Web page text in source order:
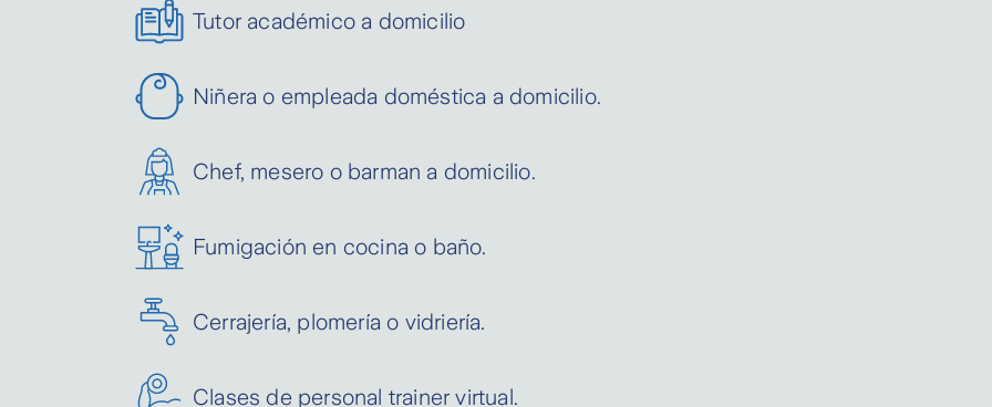
Tutor académico a domicilio
Niñera o empleada doméstica a domicilio.
Chef, mesero o barman a domicilio.
Fumigación en cocina o baño.
Cerrajería, plomería o vidriería.
Clases de personal trainer virtual.